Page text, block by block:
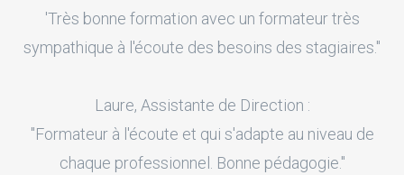
'Très bonne formation avec un formateur très
sympathique à l'écoute des besoins des stagiaires."
Laure, Assistante de Direction :
"Formateur à l'écoute et qui s'adapte au niveau de
chaque professionnel. Bonne pédagogie."